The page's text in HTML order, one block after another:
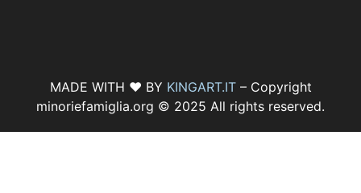
MADE WITH ♥ BY KINGART.IT– Copyright
minoriefamiglia.org © 2025 All rights reserved.